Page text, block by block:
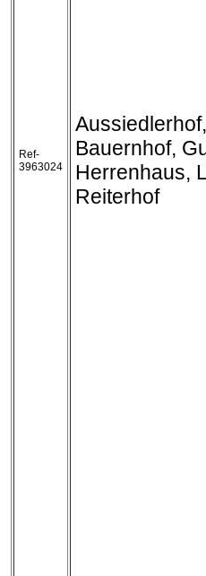
Ref-
3963024
Bauernhof,
Herrenhaus,
Reiterhof